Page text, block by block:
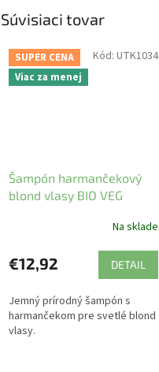
Súvisiaci tovar
SUPER CENA
Viac za menej
Šampón harmančekový
blond vlasy BIO VEG
Na sklade
€12,92 DETAIL
Jemný prírodný šampón s
harmančekom pre svetlé blond
vlasy.
Kód: UTK1034